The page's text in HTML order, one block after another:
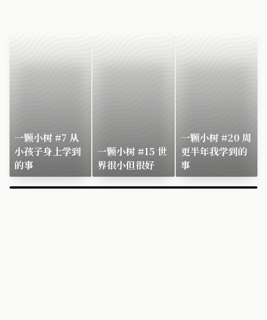
一颗小树 #7 从
小孩子身上学到
的事
一颗小树 #15 世
界很小但很好
一颗小树 #20 周
更半年我学到的
事